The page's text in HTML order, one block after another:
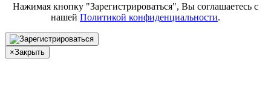
Нажимая кнопку "Зарегистрироваться", Вы соглашаетесь с
нашей Политикой конфиденциальности.
×Закрыть